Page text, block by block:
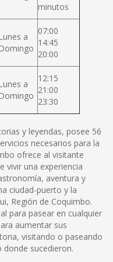
minutos
a
07:00
14:45
20:00
a
12:15
21:00
23:30
y leyendas, posee 56
necesarios para la
ofrece al visitante
vivir una experiencia
aventura y
ciudad-puerto y la
Región de Coquimbo.
para pasear en cualquier
aumentar sus
visitando o paseando
donde sucedieron.